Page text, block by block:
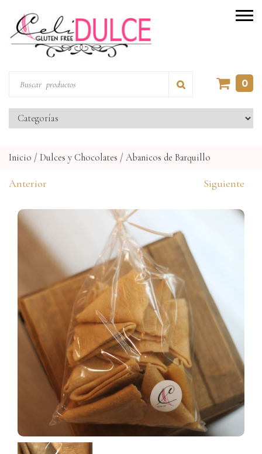
0
Inicio / Dulces y Chocolates / Abanicos de Barquillo
Anterior Siguiente